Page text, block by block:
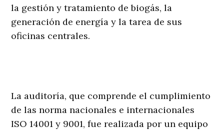
la gestión y tratamiento de biogás, la
generación de energía y la tarea de sus
oficinas centrales.
La auditoría, que comprende el cumplimiento
de las norma nacionales e internacionales
ISO 14001 y 9001, fue realizada por un equipo